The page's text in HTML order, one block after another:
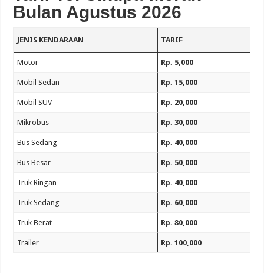
Bulan Agustus 2026
JENIS KENDARAAN TARIF
Motor Rp. 5,000
Mobil Sedan Rp. 15,000
Mobil SUV Rp. 20,000
Mikrobus Rp. 30,000
Bus Sedang Rp. 40,000
Bus Besar Rp. 50,000
Truk Ringan Rp. 40,000
Truk Sedang Rp. 60,000
Truk Berat Rp. 80,000
Trailer Rp. 100,000